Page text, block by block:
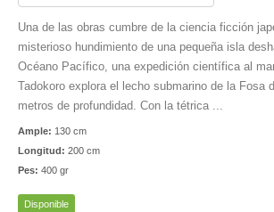
Una de las obras cumbre de la ciencia ficción
misterioso hundimiento de una pequeña isla
Océano Pacífico, una expedición científica al
Tadokoro explora el lecho submarino de la Fosa
metros de profundidad. Con la tétrica ...
Ample: 130 cm
Longitud: 200 cm
Pes: 400 gr
Disponible